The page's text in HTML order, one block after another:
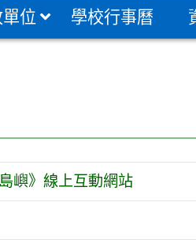
位 學校行事曆
嶼》線上互動網站